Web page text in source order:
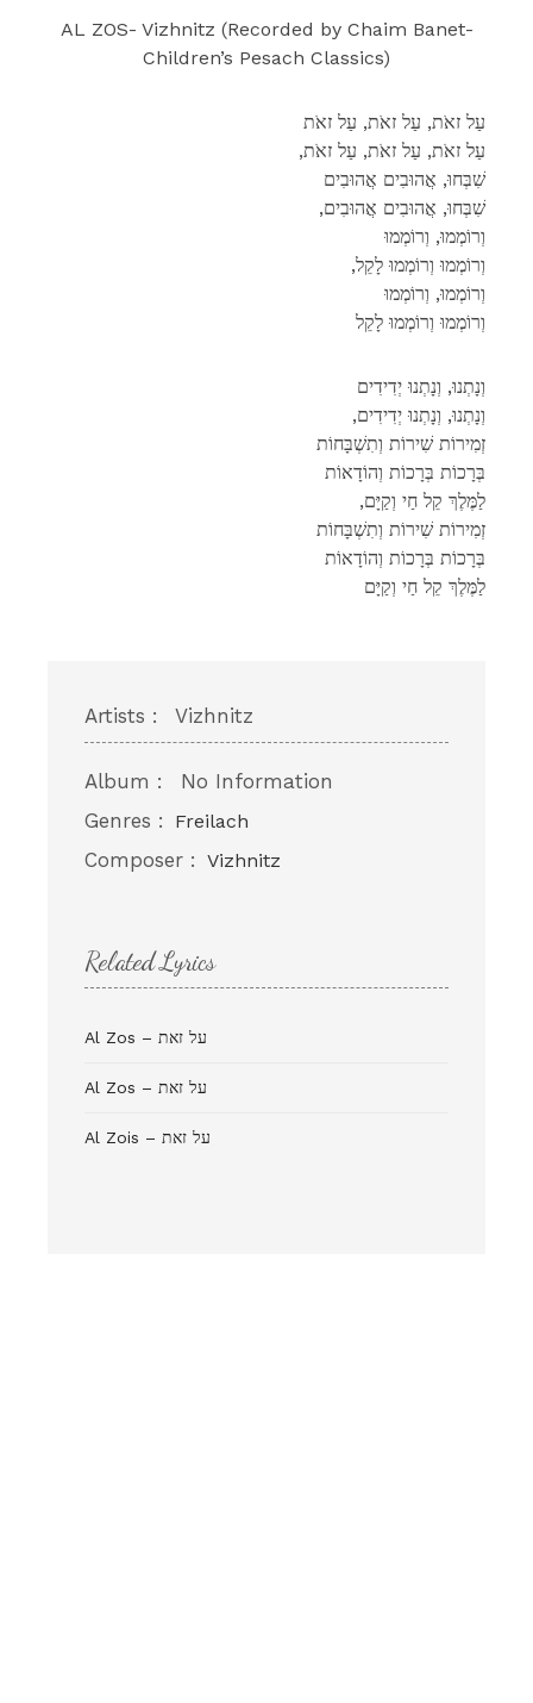
AL ZOS- Vizhnitz (Recorded by Chaim Banet-
Children’s Pesach Classics)
עַל זאֹת, עַל זאֹת, עַל זאֹת
,עַל זאֹת, עַל זאֹת, עַל זאֹת
שִׁבְּחוּ, אֲהוּבִים אֲהוּבִים
,שִׁבְּחוּ, אֲהוּבִים אֲהוּבִים
וְרוֹמְמוּ, וְרוֹמְמוּ
,וְרוֹמְמוּ וְרוֹמְמוּ לָקֵל
וְרוֹמְמוּ, וְרוֹמְמוּ
וְרוֹמְמוּ וְרוֹמְמוּ לָקֵל
וְנָתְנוּ, וְנָתְנוּ יְדִידִים
,וְנָתְנוּ, וְנָתְנוּ יְדִידִים
זְמִירוֹת שִׁירוֹת וְתִשְׁבָּחוֹת
בְּרָכוֹת בְּרָכוֹת וְהוֹדָאוֹת
,לַמֶּלֶךְ קֵל חַי וְקַיָּם
זְמִירוֹת שִׁירוֹת וְתִשְׁבָּחוֹת
בְּרָכוֹת בְּרָכוֹת וְהוֹדָאוֹת
לַמֶּלֶךְ קֵל חַי וְקַיָּם
Artists : Vizhnitz
Album :
No Information
Genres :
Freilach
Composer : Vizhnitz
Related Lyrics
Al Zos – על זאת
Al Zos – על זאת
Al Zois – על זאת